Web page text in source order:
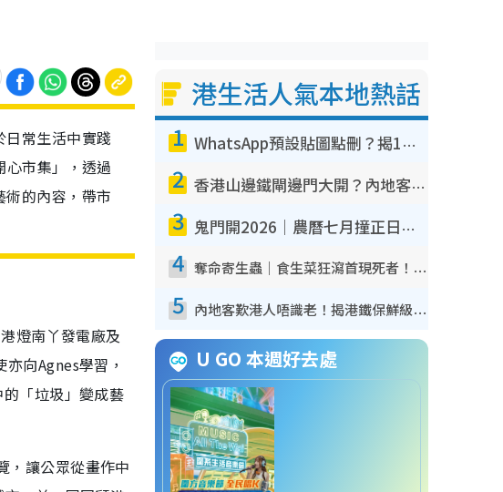
常生活中實踐
市集」，透過
的內容，帶市
燈南丫發電廠及
向Agnes學習，
「垃圾」變成藝
，讓公眾從畫作中
港生活人氣本地熱話
1 WhatsApp預設貼圖點刪？揭1招「反向操作」還原簡潔介面 附3步實測教學
2 香港山邊鐵閘邊門大開？內地客困惑意義何在！網民神回覆：呢種叫法理性防禦
3 鬼門開2026｜農曆七月撞正日全食特別邪？專家警告切忌做一事！揭4大禁忌+2招保平安
4 奪命寄生蟲｜食生菜狂瀉首現死者！疫潮惡化錄1.8萬宗病例 揭洗菜3大謬誤
5 內地客歎港人唔識老！揭港鐵保鮮級冷氣 港人求放過：咪投訴
U GO 本週好去處